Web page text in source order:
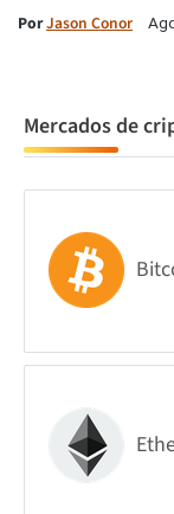
PorJason Conor
Mercados de